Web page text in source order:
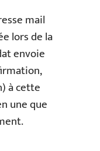
mail
lors de la
envoie
à cette
une que